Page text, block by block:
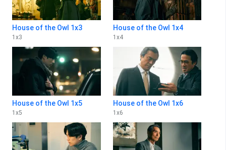
House of the Owl 1x3
1 x3
House of the Owl 1x4
1 x4
House of the Owl 1x5
1 x5
House of the Owl 1x6
1 x6